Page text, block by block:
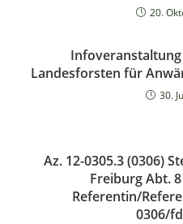
20.
Landesforsten für
30.
Az. 12-0305.3 (0306)
Freiburg Abt.
Referentin/
0306/